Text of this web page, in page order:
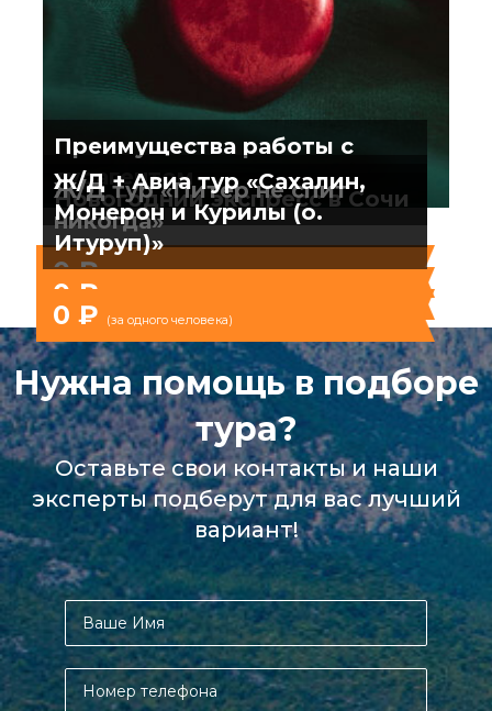
Преимущества работы с
турагентом
0 ₽
Новогодний экспресс в Сочи
0 ₽
Ж/Д тур «Питер не спит
никогда»
0 ₽ (за одного человека)
Ж/Д + Авиа тур «Сахалин,
Монерон и Курилы (о.
Итуруп)»
Нужна помощь в подборе
тура?
Оставьте свои контакты и наши
эксперты подберут для вас лучший
вариант!